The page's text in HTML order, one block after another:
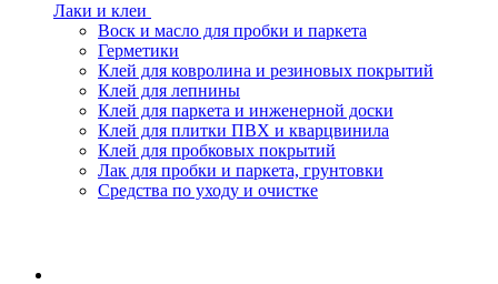
Лаки и клеи
Воск и масло для пробки и паркета
Герметики
Клей для ковролина и резиновых покрытий
Клей для лепнины
Клей для паркета и инженерной доски
Клей для плитки ПВХ и кварцвинила
Клей для пробковых покрытий
Лак для пробки и паркета, грунтовки
Средства по уходу и очистке